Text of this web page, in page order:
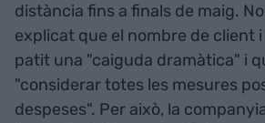
distància fins a finals de maig.
explicat que el nombre de client
patit una "caiguda dramàtica" i
"considerar totes les mesures
despeses". Per això, la